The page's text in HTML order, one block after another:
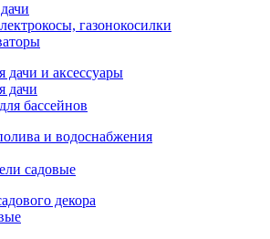
газонокосилки
дачи и аксессуары
дачи
бассейнов
и водоснабжения
садовые
декора